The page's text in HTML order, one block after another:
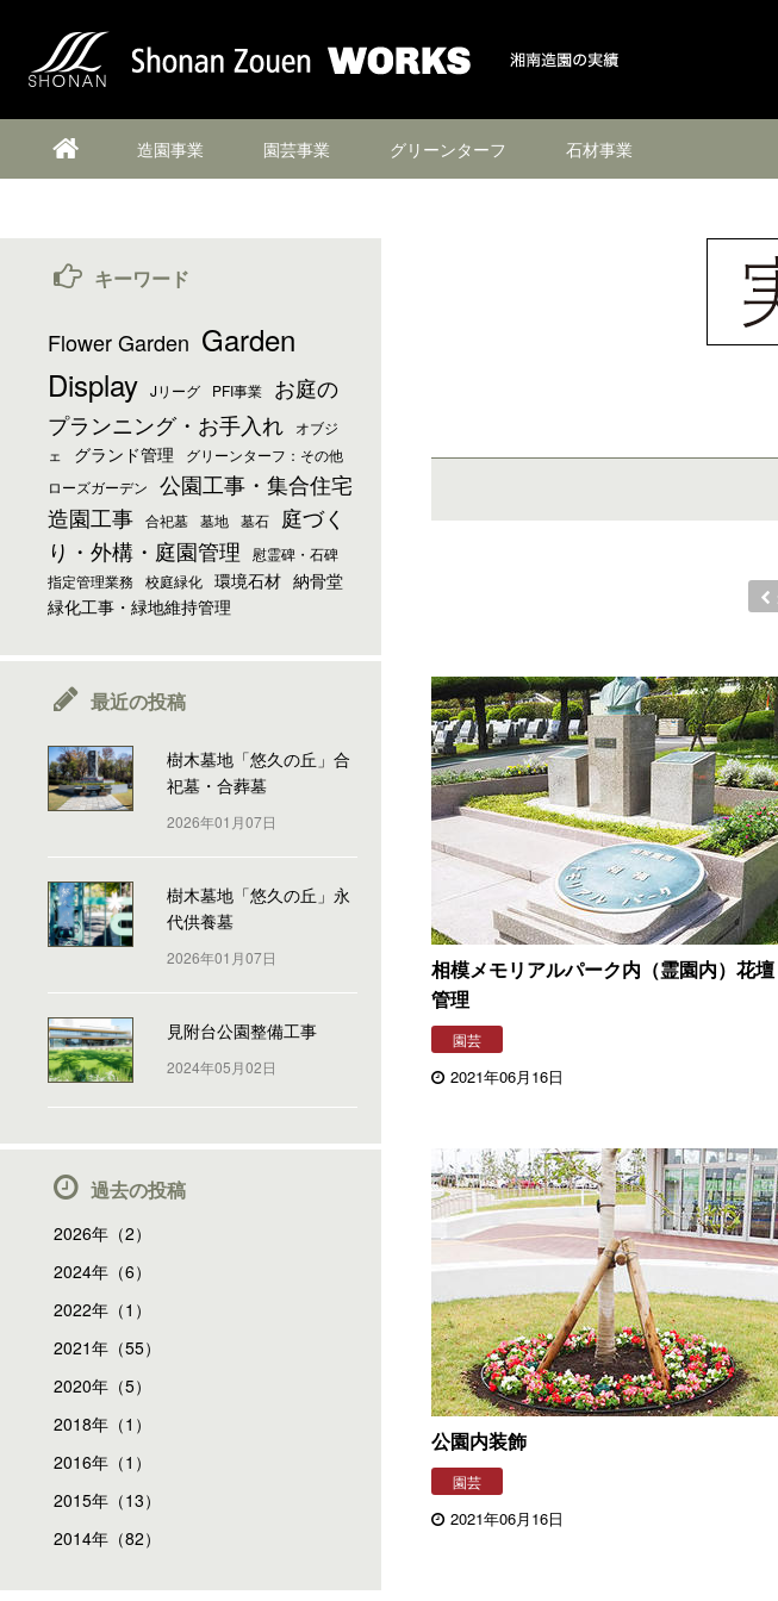
造園事業 園芸事業 グリーンターフ 石材事業
相模メモリアルパーク内（霊園内）花壇
管理
園芸
2021年06月16日
公園内装飾
園芸
2021年06月16日
キーワード
Flower Garden Garden
Display Jリーグ PFI事業
お庭の
プランニング・お手入れ
オブジ
ェ
グランド管理
グリーンターフ：その他
ローズガーデン
公園工事・集合住宅
造園工事 合祀墓 墓地 墓石
庭づく
り・外構・庭園管理
慰霊碑・石碑
指定管理業務
校庭緑化 環境石材 納骨堂
緑化工事・緑地維持管理
最近の投稿
樹木墓地「悠久の丘」合
祀墓・合葬墓
2026年01月07日
樹木墓地「悠久の丘」永
代供養墓
2026年01月07日
見附台公園整備工事
2024年05月02日
過去の投稿
2026年（2）
2024年（6）
2022年（1）
2021年（55）
2020年（5）
2018年（1）
2016年（1）
2015年（13）
2014年（82）